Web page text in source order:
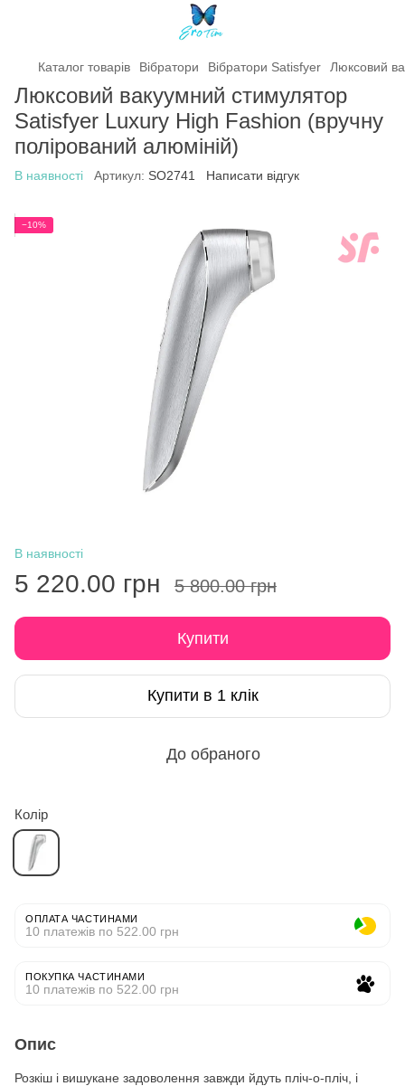
Каталог товарів Вібратори Вібратори Satisfyer Люксовий
Люксовий вакуумний стимулятор
Satisfyer Luxury High Fashion (вручну
полірований алюміній)
В наявності Артикул: SO2741 Написати відгук
−10%
В наявності
5 220.00 грн 5 800.00 грн
Купити
Купити в 1 клік
До обраного
Колір
ОПЛАТА ЧАСТИНАМИ
10 платежів по 522.00 грн
ПОКУПКА ЧАСТИНАМИ
10 платежів по 522.00 грн
Опис
Розкіш і вишукане задоволення завжди йдуть пліч-о-пліч, і